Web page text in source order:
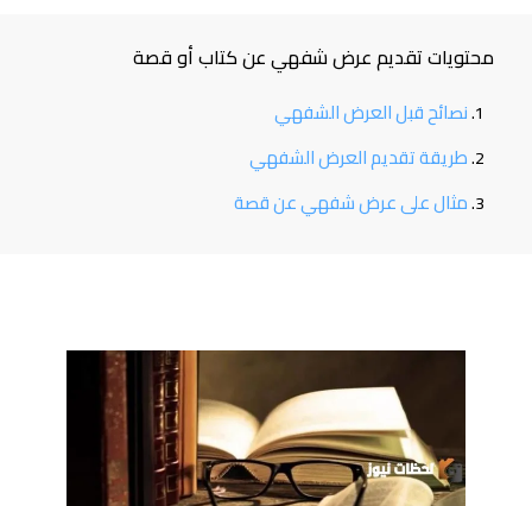
محتويات تقديم عرض شفهي عن كتاب أو قصة
نصائح قبل العرض الشفهي
طريقة تقديم العرض الشفهي
مثال على عرض شفهي عن قصة